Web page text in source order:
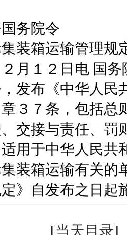
务院令
装箱运输管理规
月１２日电 国
发布《中华人民
章３７条，包括
交接与责任、罚
用于中华人民共
装箱运输有关的
》自发布
[当天目录